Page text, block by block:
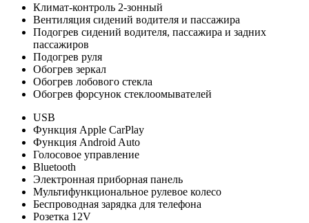
Климат-контроль 2-зонный
Вентиляция сидений водителя и пассажира
Подогрев сидений водителя, пассажира и задних
пассажиров
Подогрев руля
Обогрев зеркал
Обогрев лобового стекла
Обогрев форсунок стеклоомывателей
USB
Функция Apple CarPlay
Функция Android Auto
Голосовое управление
Bluetooth
Электронная приборная панель
Мультифункциональное рулевое колесо
Беспроводная зарядка для телефона
Розетка 12V